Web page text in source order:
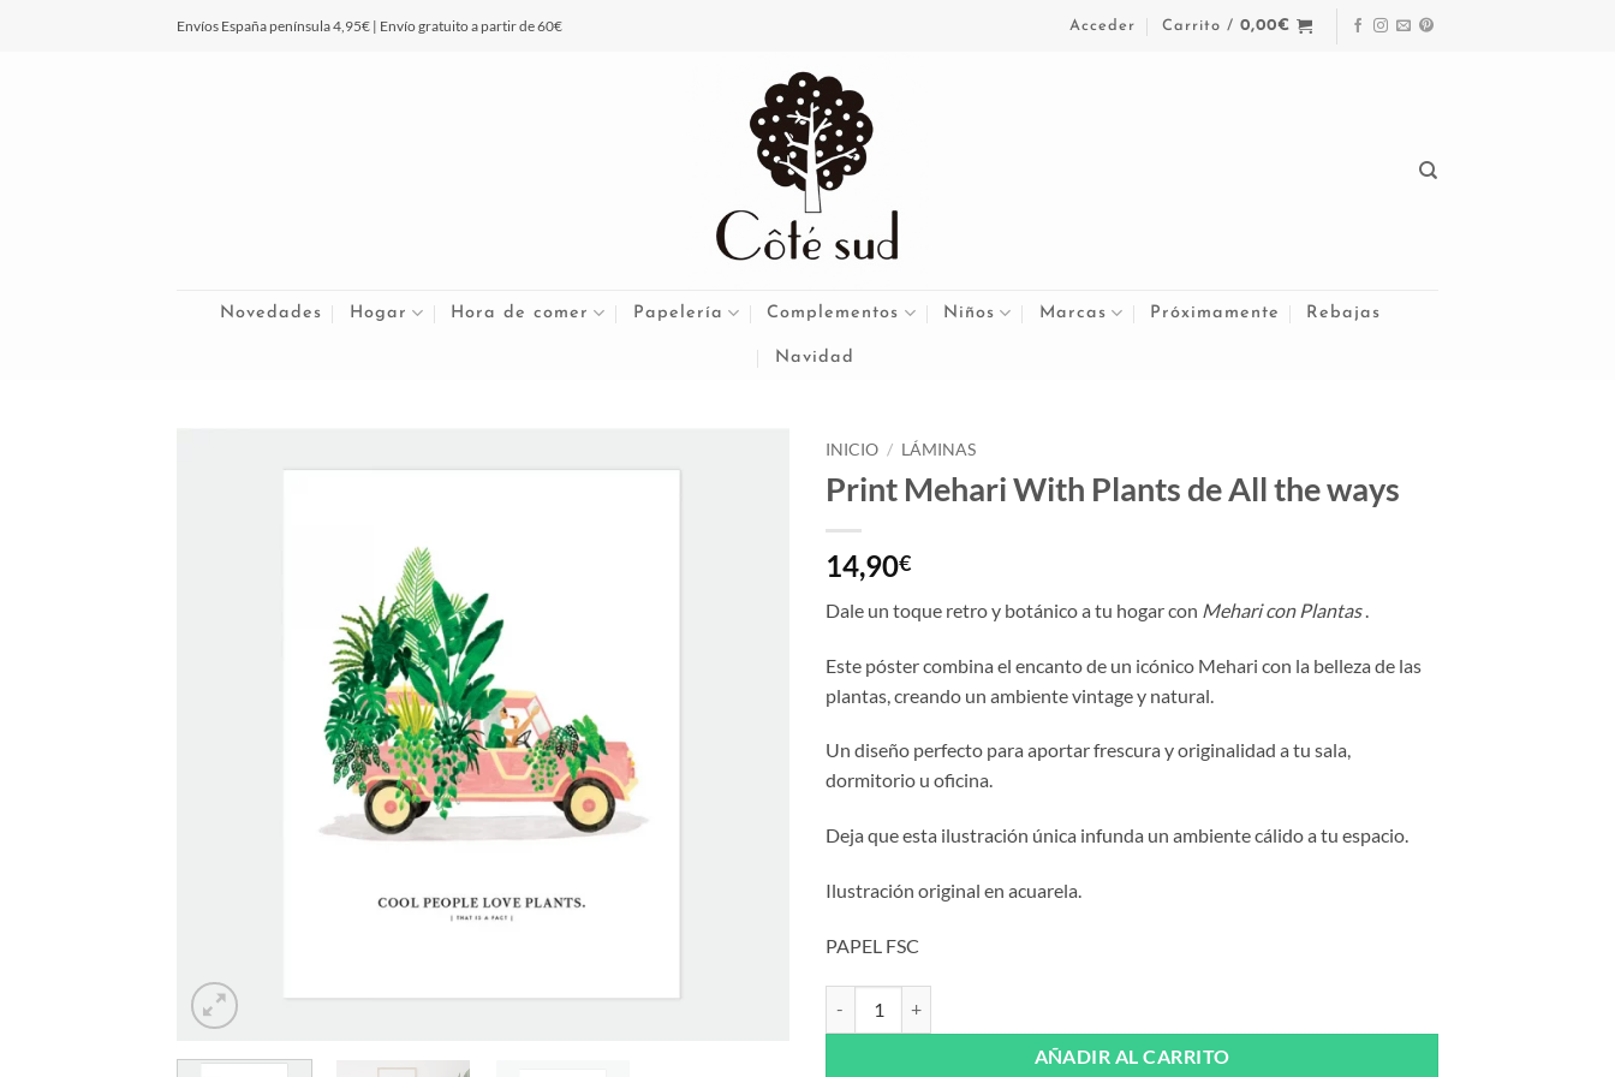
Envíos España península 4,95€ | Envío gratuito a partir de 60€ Acceder Carrito /0,00€
Novedades Hogar Hora de comer Papelería Complementos Niños Marcas Próximamente Rebajas
Navidad
INICIO / LÁMINAS
Print Mehari With Plants de All the ways
14,90€
Dale un toque retro y botánico a tu hogar con Mehari con Plantas.
Este póster combina el encanto de un icónico Mehari con la belleza de las
plantas, creando un ambiente vintage y natural.
Un diseño perfecto para aportar frescura y originalidad a tu sala,
dormitorio u oficina.
Deja que esta ilustración única infunda un ambiente cálido a tu espacio.
Ilustración original en acuarela.
PAPEL FSC
AÑADIR AL CARRITO